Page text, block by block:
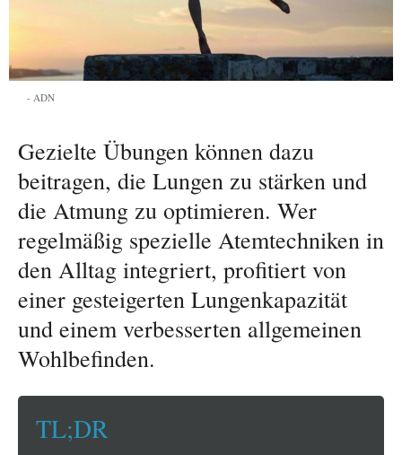
ADN
Gezielte Übungen können dazu
beitragen, die Lungen zu stärken und
die Atmung zu optimieren. Wer
regelmäßig spezielle Atemtechniken in
den Alltag integriert, profitiert von
einer gesteigerten Lungenkapazität
und einem verbesserten allgemeinen
Wohlbefinden.
TL;DR